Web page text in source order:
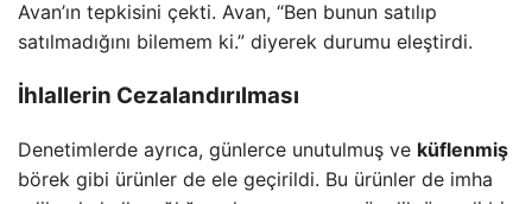
Avan’ın tepkisini çekti. Avan, “Ben bunun satılıp
satılmadığını bilemem ki.” diyerek durumu eleştirdi.
İhlallerin Cezalandırılması
Denetimlerde ayrıca, günlerce unutulmuş ve küflenmiş
börek gibi ürünler de ele geçirildi. Bu ürünler de imha